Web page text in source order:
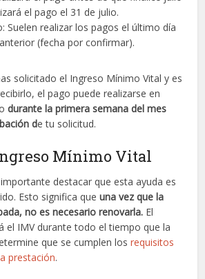
el pago el 31 de julio.
Suelen realizar los pagos el último día
(fecha por confirmar).
solicitado el Ingreso Mínimo Vital y es
el pago puede realizarse en
durante la primera semana del mes
de tu solicitud.
Mínimo Vital
destacar que esta ayuda es
Esto significa queuna vez que la
no es necesario renovarla. El
el IMV durante todo el tiempo que la
que se cumplen losrequisitos
prestación.